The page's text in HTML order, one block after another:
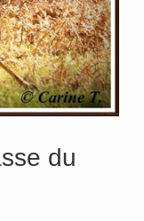
du